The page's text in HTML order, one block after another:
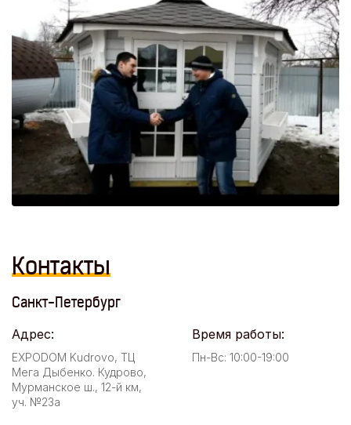
Контакты
Санкт-Петербург
Адрес:
EXPODOM Kudrovo, ТЦ
Мега Дыбенко. Кудрово,
Мурманское ш., 12-й км,
уч. №23а
Время работы:
Пн-Вс: 10:00-19:00